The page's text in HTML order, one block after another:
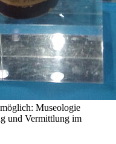
Museologie
und Vermittlung im